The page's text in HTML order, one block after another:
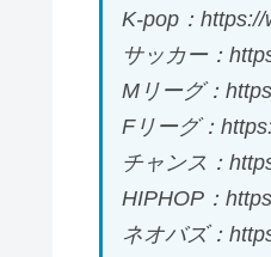
K-pop：
サッカー：
Mリーグ：
Fリーグ：
チャンス：
HIPHOP：
ネオバズ：